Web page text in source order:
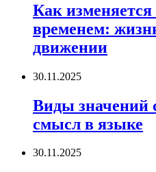
Как изменяется
временем:
движении
30.11.2025
Виды значений
смысл в языке
30.11.2025